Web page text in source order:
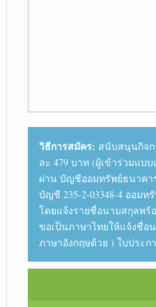
วิธีการสมัคร: สนับสนุนกิจก
ละ 479 บาท (ผู้เข้าร่วมแบ
ผ่าน บัญชีออมทรัพย์ธนาคา
บัญชี 235-2-03348-4 ออม
โดยแจ้งรายชื่อนามสกุลพร้
ขอเป็นภาษาไทยให้แจ้งชื่อ
ภาษาอังกฤษด้วย ) ใบประก